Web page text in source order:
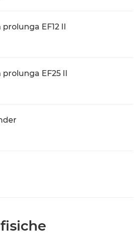
EF12 II
EF25 II